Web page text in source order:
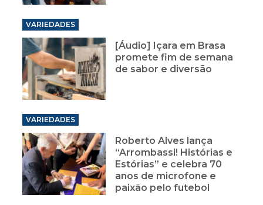
VARIEDADES
[Áudio] Içara em Brasa
promete fim de semana
de sabor e diversão
VARIEDADES
Roberto Alves lança
“Arrombassi! Histórias e
Estórias” e celebra 70
anos de microfone e
paixão pelo futebol